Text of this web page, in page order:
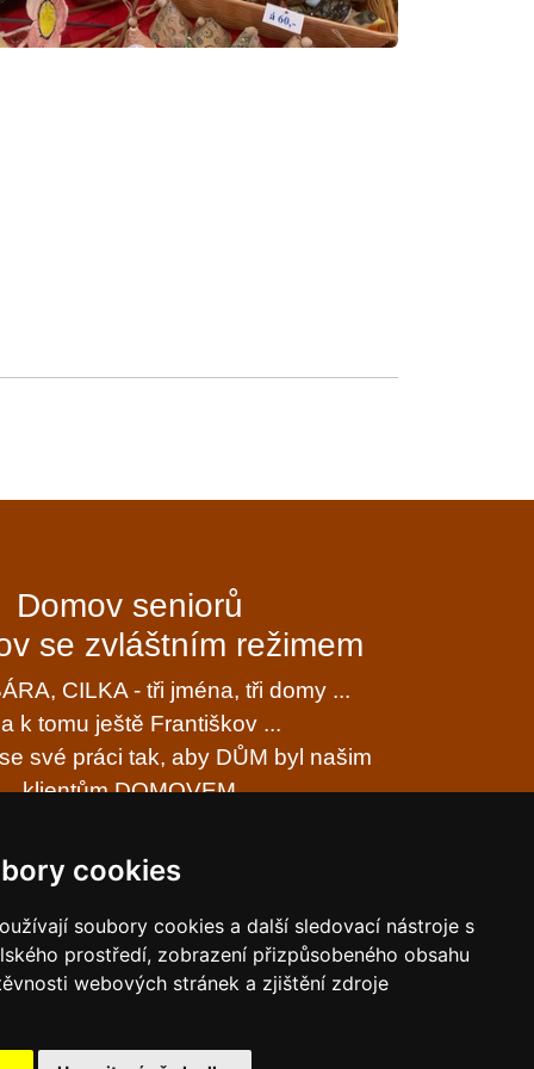
cookies
soubory cookies a další sledovací nástroje s
prostředí, zobrazení přizpůsobeného obsahu
webových stránek a zjištění zdroje
Domov seniorů
se zvláštním režimem
CILKA - tři jména, tři domy ...
k tomu ještě Františkov ...
své práci tak, aby DŮM byl našim
klientům DOMOVEM
údajů (GDPR)
o přístupnosti
organizace